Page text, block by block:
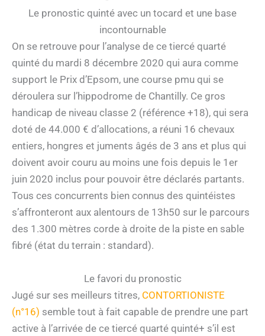
Le pronostic quinté avec un tocard et une base
incontournable
On se retrouve pour l’analyse de ce tiercé quarté
quinté du mardi 8 décembre 2020 qui aura comme
support le Prix d’Epsom, une course pmu qui se
déroulera sur l’hippodrome de Chantilly. Ce gros
handicap de niveau classe 2 (référence +18), qui sera
doté de 44.000 € d’allocations, a réuni 16 chevaux
entiers, hongres et juments âgés de 3 ans et plus qui
doivent avoir couru au moins une fois depuis le 1er
juin 2020 inclus pour pouvoir être déclarés partants.
Tous ces concurrents bien connus des quintéistes
s’affronteront aux alentours de 13h50 sur le parcours
des 1.300 mètres corde à droite de la piste en sable
fibré (état du terrain : standard).
Le favori du pronostic
Jugé sur ses meilleurs titres, CONTORTIONISTE
(n°16) semble tout à fait capable de prendre une part
active à l’arrivée de ce tiercé quarté quinté+ s’il est